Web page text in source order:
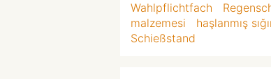
Wahlpflichtfach
malzemesi
haşlanmış
Schießstand